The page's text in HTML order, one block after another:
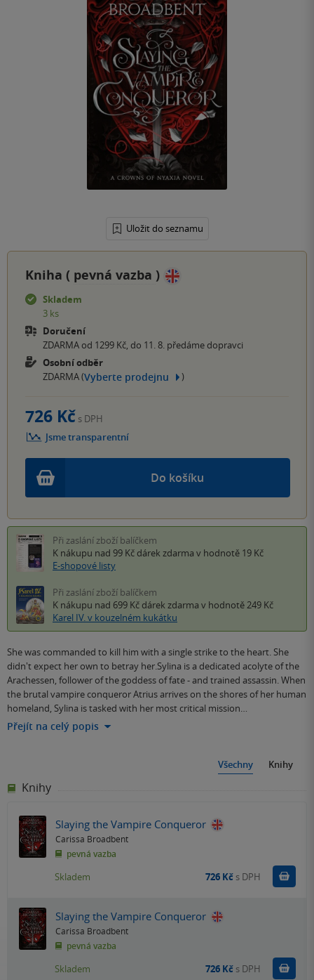
Uložit do seznamu
Kniha ( pevná vazba )
Skladem
3 ks
Doručení
ZDARMA od 1299 Kč, do 11. 8. předáme dopravci
Osobní odběr
ZDARMA (Vyberte prodejnu )
Do košíku
726 Kč s DPH
Jsme transparentní
Při zaslání zboží balíčkem
K nákupu nad 99 Kč dárek zdarma v hodnotě 19 Kč
E-shopové listy
Při zaslání zboží balíčkem
K nákupu nad 699 Kč dárek zdarma v hodnotě 249 Kč
Karel IV. v kouzelném kukátku
She was commanded to kill him with a single strike to the heart. She
didn't expect her own to betray her.Sylina is a dedicated acolyte of the
Arachessen, follower of the goddess of fate - and trained assassin. When
the brutal vampire conqueror Atrius arrives on the shores of her human
homeland, Sylina is tasked with her most critical mission…
Přejít na celý popis
Všechny Knihy
Knihy
Slaying the Vampire Conqueror
Carissa Broadbent
pevná vazba
Skladem 726 Kč s DPH
Slaying the Vampire Conqueror
Carissa Broadbent
pevná vazba
Skladem 726 Kč s DPH